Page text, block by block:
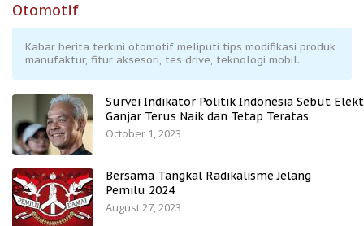
Otomotif
Kabar berita terkini otomotif meliputi tips modifikasi produk
manufaktur, fitur aksesori, tes drive, teknologi mobil.
Survei Indikator Politik Indonesia Sebut
Ganjar Terus Naik dan Tetap Teratas
October 1, 2023
Bersama Tangkal Radikalisme Jelang
Pemilu 2024
August 27, 2023